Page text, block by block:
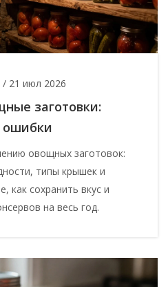
/ 21 июл 2026
заготовки:
ошибки
овощных заготовок:
типы крышек и
как сохранить вкус и
на весь год.